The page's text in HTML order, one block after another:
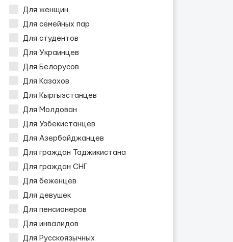
Для женщин
Для семейных пар
Для студентов
Для Украинцев
Для Белорусов
Для Казахов
Для Кыргызстанцев
Для Молдован
Для Узбекистанцев
Для Азербайджанцев
Для граждан Таджикистана
Для граждан СНГ
Для беженцев
Для девушек
Для пенсионеров
Для инвалидов
Для Русскоязычных